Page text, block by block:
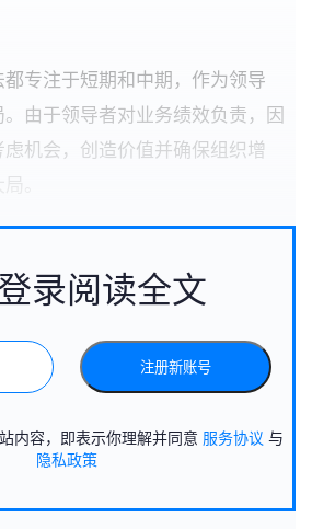
专注于短期和中期，作为领导
由于领导者对业务绩效负责，因
机会，创造价值并确保组织增
。
录阅读全文
注册新账号
内容，即表示你理解并同意 服务协议 与
隐私政策